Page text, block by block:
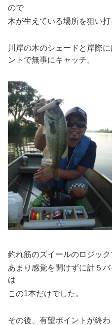
ので
木が生えている場所を狙い打
川岸の木のシェードと岸際
ントで無事にキャッチ。
釣れ筋のズイールのロジック
あまり感覚を開けずに計５
は
この1本だけでした。
その後、有望ポイントが終